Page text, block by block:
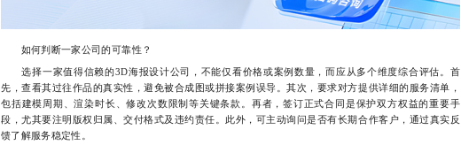
如何判断一家公司的可靠性？
选择一家值得信赖的3D海报设计公司，不能仅看价格或案例数量，而应从多个维度综合评估。首
先，查看其过往作品的真实性，避免被合成图或拼接案例误导。其次，要求对方提供详细的服务清单，
包括建模周期、渲染时长、修改次数限制等关键条款。再者，签订正式合同是保护双方权益的重要手
段，尤其要注明版权归属、交付格式及违约责任。此外，可主动询问是否有长期合作客户，通过真实反
馈了解服务稳定性。